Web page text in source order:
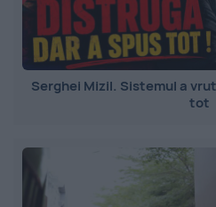
Serghei Mizil. Sistemul a
tot